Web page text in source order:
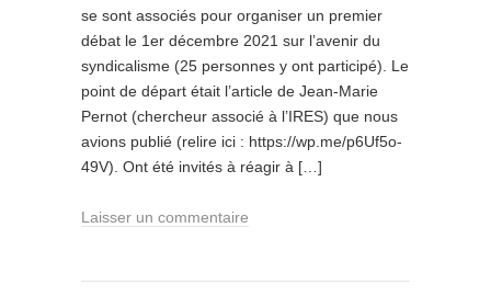
se sont associés pour organiser un premier
débat le 1er décembre 2021 sur l’avenir du
syndicalisme (25 personnes y ont participé). Le
point de départ était l’article de Jean-Marie
Pernot (chercheur associé à l’IRES) que nous
avions publié (relire ici : https://wp.me/p6Uf5o-
49V). Ont été invités à réagir à […]
Laisser un commentaire